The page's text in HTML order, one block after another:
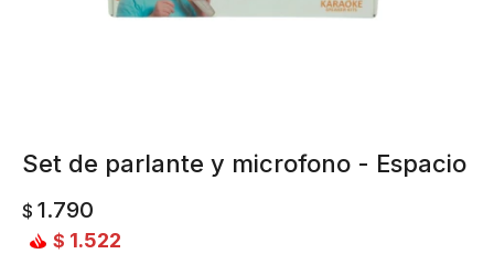
Set de parlante y microfono - Espacio
$ 1.790
$ 1.522